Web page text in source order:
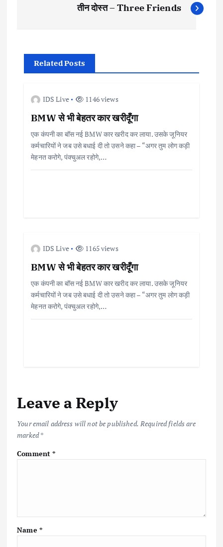
s
t
तीन दोस्त – Three Friends
Related Posts
IDS Live 1146 views
BMW से भी बेहतर कार खरीदूँगा
एक कंपनी का बॉस नई BMW कार खरीद कर लाया. उसके जूनियर
कर्मचारियों ने जब उसे बधाई दी तो उसने कहा – “अगर तुम लोग कड़ी
मेहनत करोगे, पंक्चुअल रहोगे,…
IDS Live 1165 views
BMW से भी बेहतर कार खरीदूँगा
एक कंपनी का बॉस नई BMW कार खरीद कर लाया. उसके जूनियर
कर्मचारियों ने जब उसे बधाई दी तो उसने कहा – “अगर तुम लोग कड़ी
मेहनत करोगे, पंक्चुअल रहोगे,…
Leave a Reply
Your email address will not be published. Required fields are
marked*
Comment*
Name *